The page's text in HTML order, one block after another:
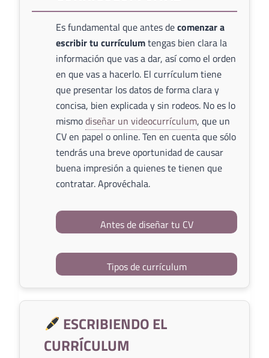
Es fundamental que antes decomenzar a
escribir tu currículumtengas bien clara la
información que vas a dar, así como el orden
en que vas a hacerlo. El currículum tiene
que presentar los datos de forma clara y
concisa, bien explicada y sin rodeos. No es lo
mismodiseñar un videocurrículum, que un
CV en papel o online. Ten en cuenta que sólo
tendrás una breve oportunidad de causar
buena impresión a quienes te tienen que
contratar. Aprovéchala.
Antes de diseñar tu CV
Tipos de currículum
ESCRIBIENDO EL
CURRÍCULUM